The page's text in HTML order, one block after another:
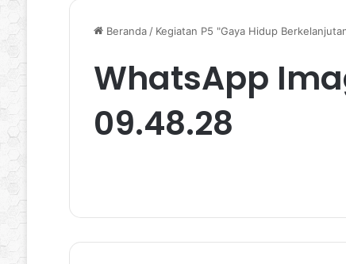
Beranda / Kegiatan P5 "Gaya Hidup
WhatsApp
09.48.28